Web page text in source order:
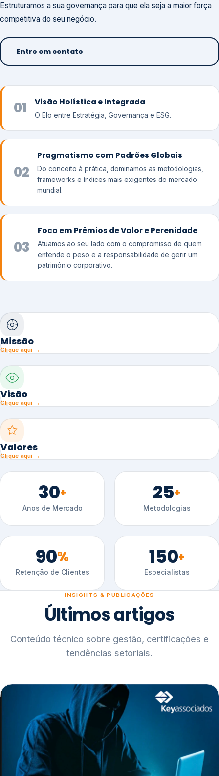
Estruturamos a sua governança para que ela seja a maior força
competitiva do seu negócio.
Entre em contato
01 Visão Holística e Integrada
O Elo entre Estratégia, Governança e ESG.
02
Pragmatismo com Padrões Globais
Do conceito à prática, dominamos as metodologias,
frameworks e índices mais exigentes do mercado
mundial.
03
Foco em Prêmios de Valor e Perenidade
Atuamos ao seu lado com o compromisso de quem
entende o peso e a responsabilidade de gerir um
patrimônio corporativo.
Missão
Clique aqui →
Visão
Clique aqui →
Valores
Clique aqui →
30+
Anos de Mercado
25+
Metodologias
90%
Retenção de Clientes
150+
Especialistas
INSIGHTS & PUBLICAÇÕES
Últimos artigos
Conteúdo técnico sobre gestão, certificações e
tendências setoriais.